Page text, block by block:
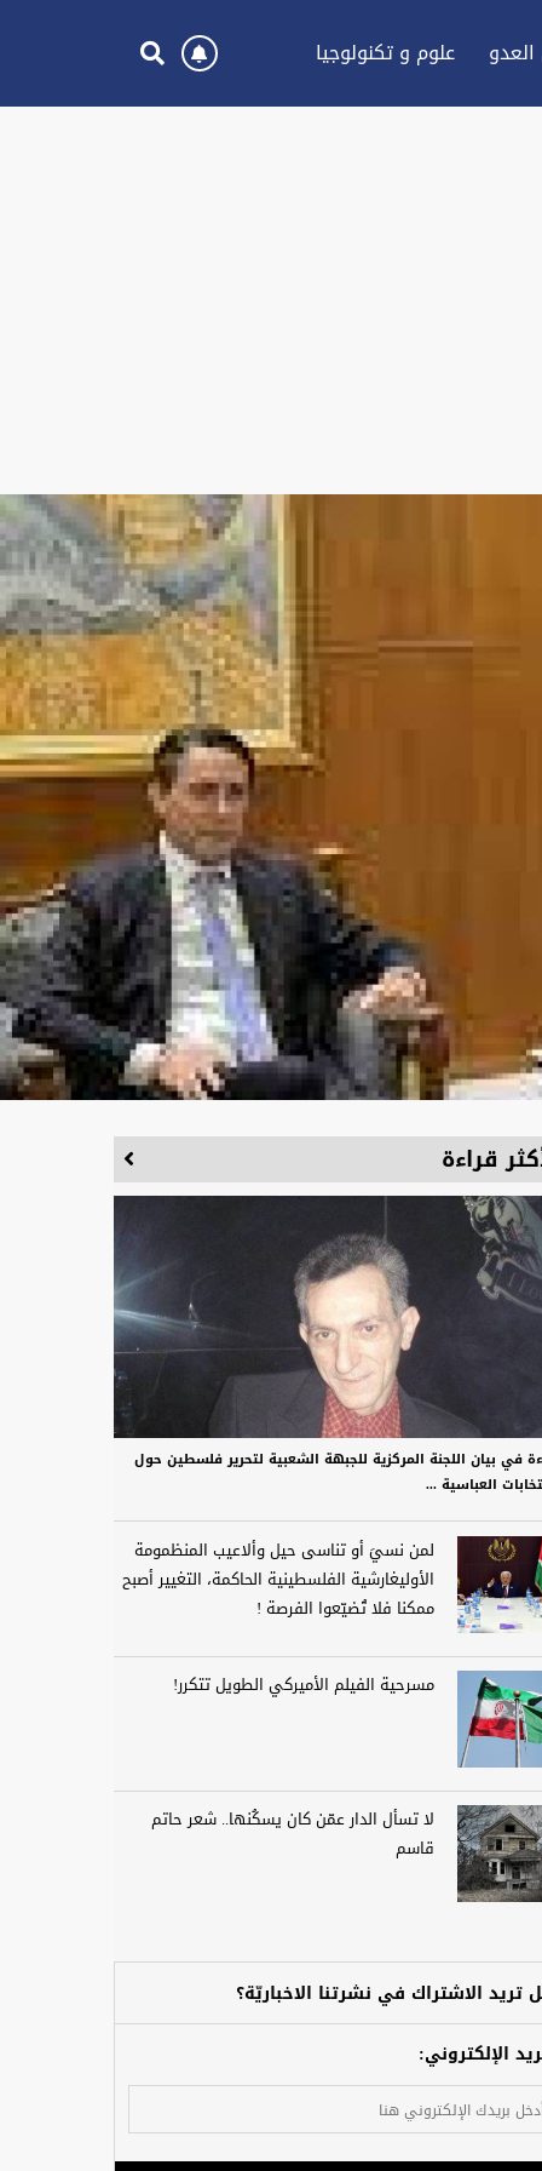
علوم و تكنولوجيا
قراءة
في بيان اللجنة المركزية للجبهة الشعبية لتحرير فلسطين حول
العباسية ...
لمن نسيَ أو تناسى حيل وألاعيب المنظمومة
الأوليغارشية الفلسطينية الحاكمة، التغيير أصبح
ممكنا فلا تُضيّعوا الفرصة !
مسرحية الفيلم الأميركي الطويل تتكرر!
لا تسأل الدار عمّن كان يسكُنها.. شعر حاتم
قاسم
تريد الاشتراك في نشرتنا الاخباريّة؟
الإلكتروني: